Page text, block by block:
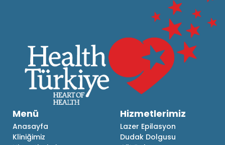
Menü
Anasayfa
Kliniğimiz
Hizmetlerimiz
Lazer Epilasyon
Dudak Dolgusu